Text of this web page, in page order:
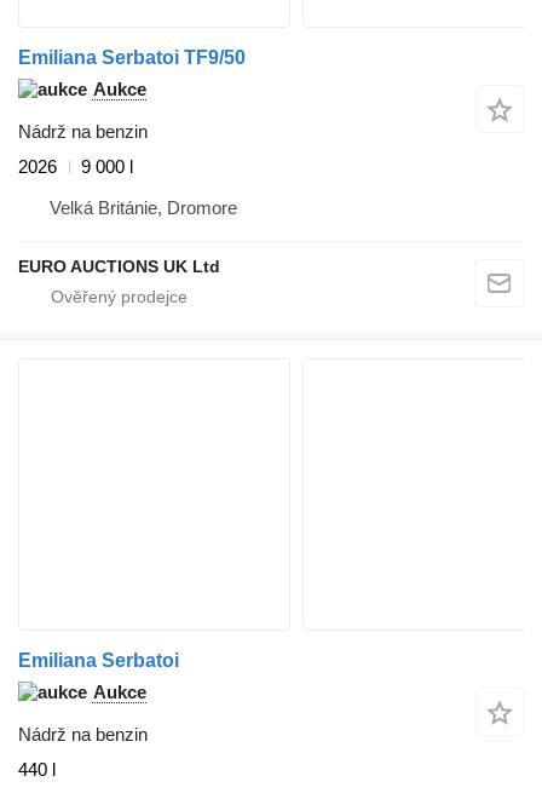
Emiliana Serbatoi TF9/50
Aukce
Nádrž na benzin
2026
9 000 l
Velká Británie, Dromore
EURO AUCTIONS UK Ltd
Emiliana Serbatoi
Aukce
Nádrž na benzin
440 l